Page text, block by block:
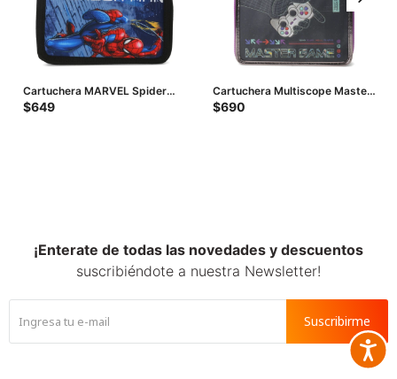
Cartuchera MARVEL Spider
Man - Azul - Negro
$649
Cartuchera Multiscope Master
Game Sobre Doble Cierre -
$690
¡Enterate de todas las novedades y descuentos
suscribiéndote a nuestra Newsletter!
Suscribirme